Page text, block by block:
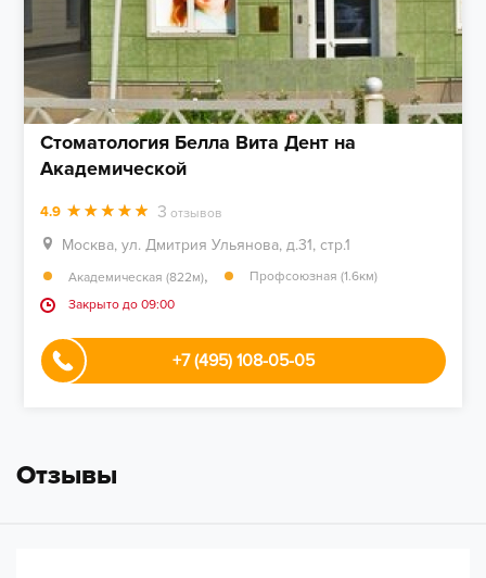
Стоматология Белла Вита Дент на
Академической
4.9 3 отзывов
Москва, ул. Дмитрия Ульянова, д.31, стр.1
Академическая (822м),
Профсоюзная (1.6км)
Закрыто до 09:00
+7 (495) 108-05-05
Отзывы